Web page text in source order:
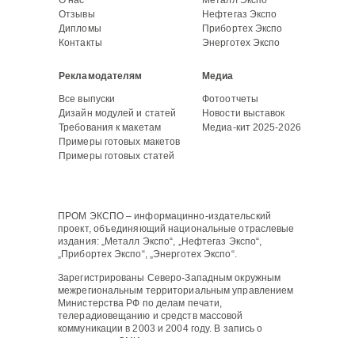
Новости выставок
Фотоотчеты
Контакты
Отзывы
Дипломы
Нефтегаз Экспо
Прибортех Экспо
Энерготех Экспо
Рекламодателям
Все выпуски
Дизайн модулей и статей
Требования к макетам
Примеры готовых макетов
Медиа
Медиа-кит 2025-2026
Примеры готовых статей
Зарегистрированы Северо-Западным окружным
межрегиональным территориальным управлением
Министерства РФ по делам печати,
телерадиовещанию и средств массовой
коммуникации в 2003 и 2004 году. В запись о
ПРОМ ЭКСПО – информацинно-издательский
проект, объединяющий национальные отраслевые
издания: „Металл Экспо“, „Нефтегаз Экспо“,
„Прибортех Экспо“, „Энерготех Экспо“.